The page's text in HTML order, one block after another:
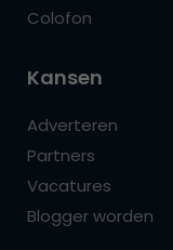
Colofon
Kansen
Adverteren
Partners
Vacatures
Blogger worden